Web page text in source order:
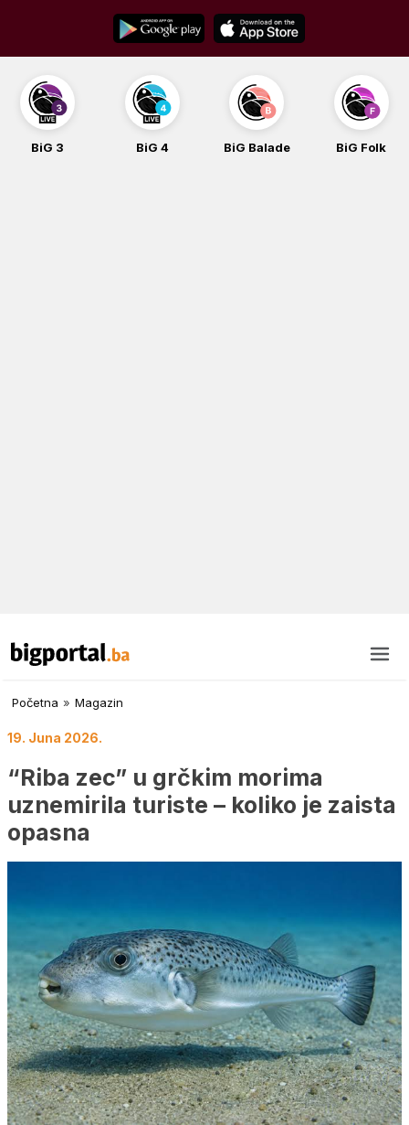
content
BiG 3 BiG 4 BiG Balade BiG Folk
Početna » Magazin
19. Juna 2026.
“Riba zec” u grčkim morima
uznemirila turiste – koliko je zaista
opasna